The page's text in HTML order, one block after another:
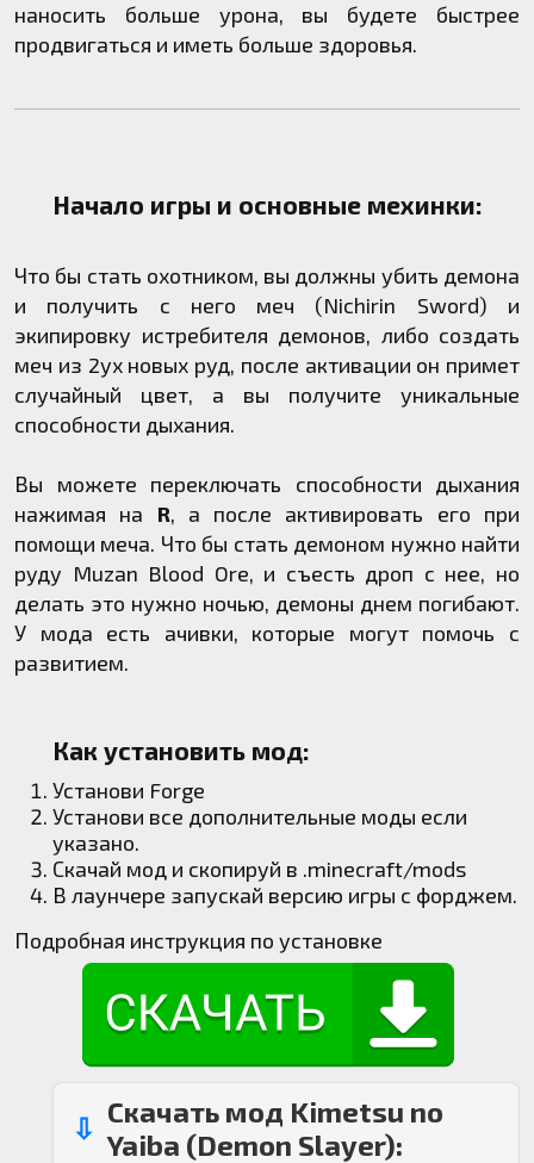
наносить больше урона, вы будете быстрее
продвигаться и иметь больше здоровья.
Начало игры и основные мехинки:
Что бы стать охотником, вы должны убить демона
и получить с него меч (Nichirin Sword) и
экипировку истребителя демонов, либо создать
меч из 2ух новых руд, после активации он примет
случайный цвет, а вы получите уникальные
способности дыхания.
Вы можете переключать способности дыхания
нажимая на R, а после активировать его при
помощи меча. Что бы стать демоном нужно найти
руду Muzan Blood Ore, и съесть дроп с нее, но
делать это нужно ночью, демоны днем погибают.
У мода есть ачивки, которые могут помочь с
развитием.
Как установить мод:
Установи Forge
Установи все дополнительные моды если
указано.
Скачай мод и скопируй в .minecraft/mods
В лаунчере запускай версию игры с форджем.
Подробная инструкция по установке
Скачать мод Kimetsu no
Yaiba (Demon Slayer):